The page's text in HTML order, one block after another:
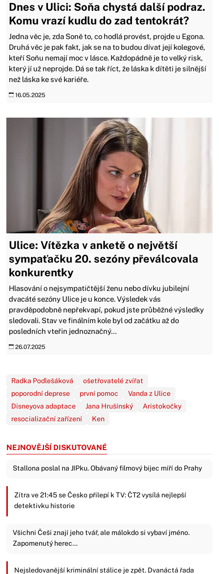
Dnes v Ulici: Soňa chystá další podraz.
Komu vrazí kudlu do zad tentokrát?
Jedna věc je, zda Soně to, co hodlá provést, projde u Egona.
Druhá věc je pak fakt, jak se na to budou dívat její kolegové,
kteří Soňu nemají moc v lásce. Každopádně je to velký risk,
který jí už neprojde. Dá se tak říct, že láska k dítěti je silnější
než láska ke své kariéře.
16.05.2025
Ulice: Vítězka v anketě o největší
sympaťačku 20. sezóny převálcovala
konkurentky
Hlasování o nejsympatičtější ženu nebo dívku jubilejní
dvacáté sezóny Ulice je u konce. Výsledek vás
pravděpodobně nepřekvapí, pokud jste průběžné výsledky
sledovali. Stav ve finálním kole byl od začátku až do
posledních vteřin jednoznačný…
26.07.2025
Radka Podlešáková
ošetřovatelé zvířat
poporodní deprese
první pomoc
Vanda z Ulice
Disneyova adaptace
Jana Hrušínský
Aristokočky
resocializační zařízení
Ken
NEJNOVĚJŠÍ DISKUTOVANÉ
Stallona poslal na JIPku. Obávaný filmový bijec míří do Prahy
Zítra ve 21:45 se Česko přilepí k TV: ČT2 vysílá nejlepší
detektivku historie
Všichni Češi znají jeho tvář, ale málokdo si vybaví jméno.
Zapomenutý herec…
Nejsledovanější kriminální stálice je zpět. Dvanáctá řada